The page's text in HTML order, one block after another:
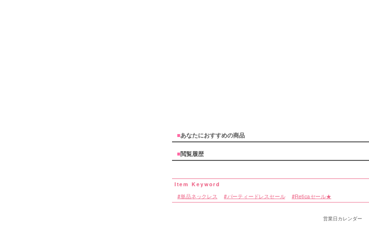
■あなたにおすすめの商品
■閲覧履歴
単品ネックレス パーティードレスセール Reticaセール★
営業日カレンダー